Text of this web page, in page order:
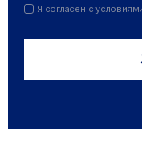
Я согласен с